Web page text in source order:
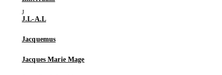
J.L-A.L
Jacquemus
Jacques Marie Mage